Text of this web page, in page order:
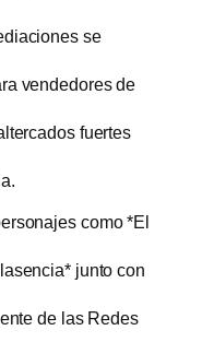
se
vendedores de
fuertes
como *El
junto con
de las Redes